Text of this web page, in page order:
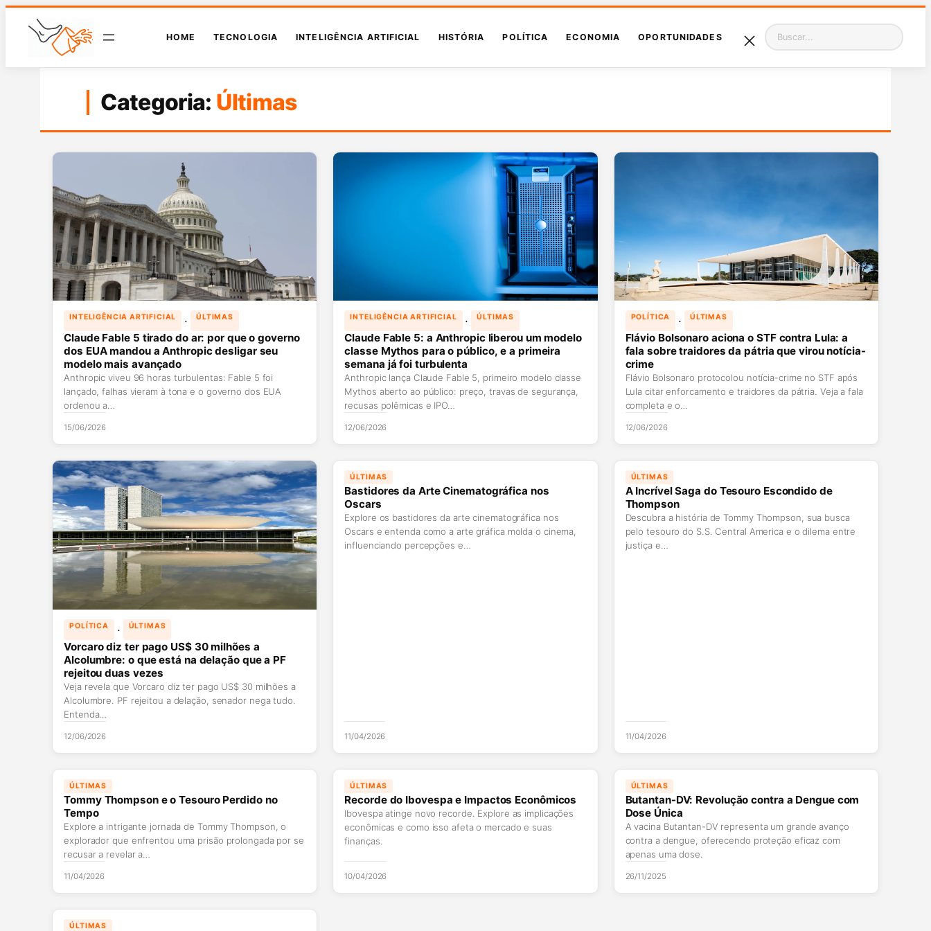
HOME TECNOLOGIA INTELIGÊNCIA ARTIFICIAL HISTÓRIA POLÍTICA ECONOMIA OPORTUNIDADES Pesquisar
Categoria: Últimas
INTELIGÊNCIA ARTIFICIAL · ÚLTIMAS
Claude Fable 5 tirado do ar: por que o governo
dos EUA mandou a Anthropic desligar seu
modelo mais avançado
Anthropic viveu 96 horas turbulentas: Fable 5 foi
lançado, falhas vieram à tona e o governo dos EUA
ordenou a…
15/06/2026
INTELIGÊNCIA ARTIFICIAL · ÚLTIMAS
Claude Fable 5: a Anthropic liberou um modelo
classe Mythos para o público, e a primeira
semana já foi turbulenta
Anthropic lança Claude Fable 5, primeiro modelo classe
Mythos aberto ao público: preço, travas de segurança,
recusas polêmicas e IPO…
12/06/2026
POLÍTICA · ÚLTIMAS
Flávio Bolsonaro aciona o STF contra Lula: a
fala sobre traidores da pátria que virou notícia-
crime
Flávio Bolsonaro protocolou notícia-crime no STF após
Lula citar enforcamento e traidores da pátria. Veja a fala
completa e o…
12/06/2026
POLÍTICA · ÚLTIMAS
Vorcaro diz ter pago US$ 30 milhões a
Alcolumbre: o que está na delação que a PF
rejeitou duas vezes
Veja revela que Vorcaro diz ter pago US$ 30 milhões a
Alcolumbre. PF rejeitou a delação, senador nega tudo.
Entenda…
12/06/2026
ÚLTIMAS
Bastidores da Arte Cinematográfica nos
Oscars
Explore os bastidores da arte cinematográfica nos
Oscars e entenda como a arte gráfica molda o cinema,
influenciando percepções e…
11/04/2026
ÚLTIMAS
A Incrível Saga do Tesouro Escondido de
Thompson
Descubra a história de Tommy Thompson, sua busca
pelo tesouro do S.S. Central America e o dilema entre
justiça e…
11/04/2026
ÚLTIMAS
Tommy Thompson e o Tesouro Perdido no
Tempo
Explore a intrigante jornada de Tommy Thompson, o
explorador que enfrentou uma prisão prolongada por se
recusar a revelar a…
11/04/2026
ÚLTIMAS
Recorde do Ibovespa e Impactos Econômicos
Ibovespa atinge novo recorde. Explore as implicações
econômicas e como isso afeta o mercado e suas
finanças.
10/04/2026
ÚLTIMAS
Butantan-DV: Revolução contra a Dengue com
Dose Única
A vacina Butantan-DV representa um grande avanço
contra a dengue, oferecendo proteção eficaz com
apenas uma dose.
26/11/2025
ÚLTIMAS